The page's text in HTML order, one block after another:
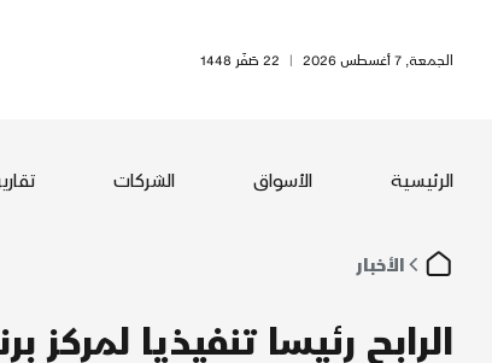
الجمعة, 7 أغسطس 2026 | 22 صَفَر 1448
الرئيسية الأسواق الشركات
الأخبار
الرابح رئيسا تنفيذيا